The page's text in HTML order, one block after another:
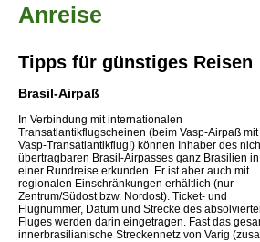
Anreise
Tipps für günstiges Reisen
Brasil-Airpaß
In Verbindung mit internationalen
Transatlantikflugscheinen (beim Vasp-Airpaß
Vasp-Transatlantikflug!) können Inhaber des
übertragbaren Brasil-Airpasses ganz Brasilien
einer Rundreise erkunden. Er ist aber auch mit
regionalen Einschränkungen erhältlich (nur
Zentrum/Südost bzw. Nordost). Ticket- und
Flugnummer, Datum und Strecke des
Fluges werden darin eingetragen. Fast das
innerbrasilianische Streckennetz von Varig